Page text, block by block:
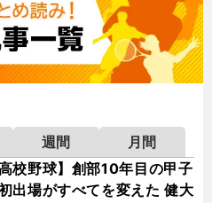
週間
月間
高校野球】創部10年目の甲子
出場がすべてを変えた 健大